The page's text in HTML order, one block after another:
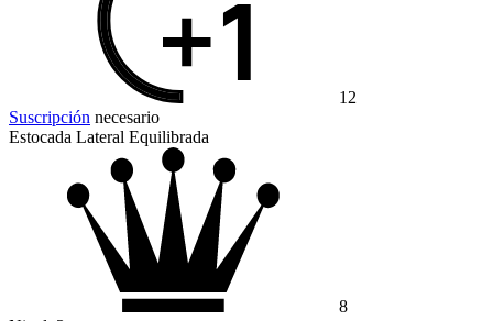
12
Suscripción necesario
Estocada Lateral Equilibrada
8